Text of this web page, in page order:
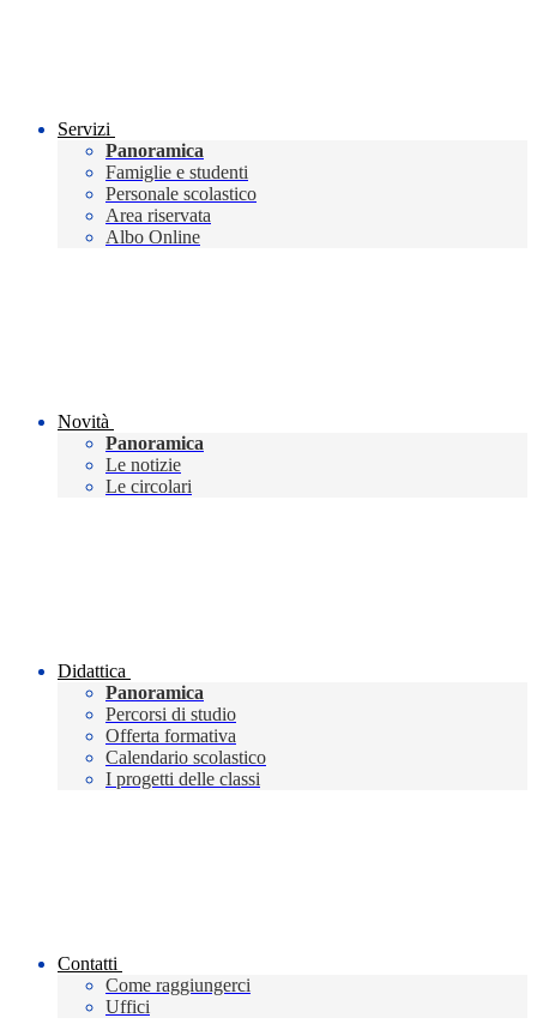
Servizi
Panoramica
Famiglie e studenti
Personale scolastico
Area riservata
Albo Online
Novità
Panoramica
Le notizie
Le circolari
Didattica
Panoramica
Percorsi di studio
Offerta formativa
Calendario scolastico
I progetti delle classi
Contatti
Come raggiungerci
Uffici